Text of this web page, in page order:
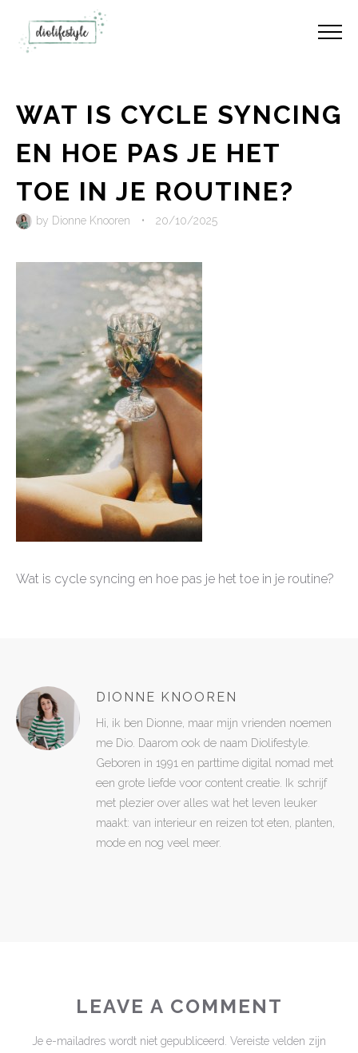
WAT IS CYCLE SYNCING
EN HOE PAS JE HET
TOE IN JE ROUTINE?
by Dionne Knooren • 20/10/2025
Wat is cycle syncing en hoe pas je het toe in je routine?
DIONNE KNOOREN
Hi, ik ben Dionne, maar mijn vrienden noemen
me Dio. Daarom ook de naam Diolifestyle.
Geboren in 1991 en parttime digital nomad met
een grote liefde voor content creatie. Ik schrijf
met plezier over alles wat het leven leuker
maakt: van interieur en reizen tot eten, planten,
mode en nog veel meer.
LEAVE A COMMENT
Je e-mailadres wordt niet gepubliceerd. Vereiste velden zijn